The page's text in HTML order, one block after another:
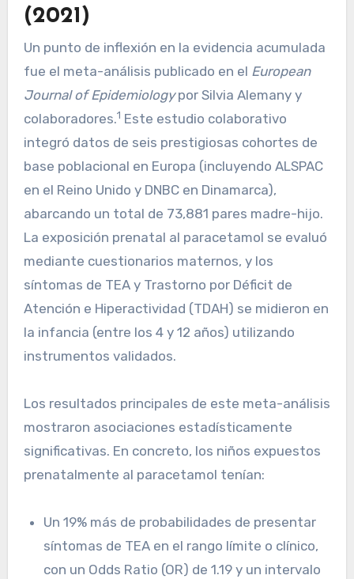
(2021)
Un punto de inflexión en la evidencia acumulada
fue el meta-análisis publicado en el European
Journal of Epidemiologypor Silvia Alemany y
colaboradores.1 Este estudio colaborativo
integró datos de seis prestigiosas cohortes de
base poblacional en Europa (incluyendo ALSPAC
en el Reino Unido y DNBC en Dinamarca),
abarcando un total de 73,881 pares madre-hijo.
La exposición prenatal al paracetamol se evaluó
mediante cuestionarios maternos, y los
síntomas de TEA y Trastorno por Déficit de
Atención e Hiperactividad (TDAH) se midieron en
la infancia (entre los 4 y 12 años) utilizando
instrumentos validados.
Los resultados principales de este meta-análisis
mostraron asociaciones estadísticamente
significativas. En concreto, los niños expuestos
prenatalmente al paracetamol tenían:
Un 19% más de probabilidades de presentar
síntomas de TEA en el rango límite o clínico,
con un Odds Ratio (OR) de 1.19 y un intervalo